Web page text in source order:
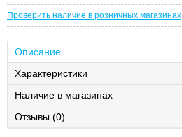
Проверить наличие в розничных магазинах
Описание
Характеристики
Наличие в магазинах
Отзывы (0)